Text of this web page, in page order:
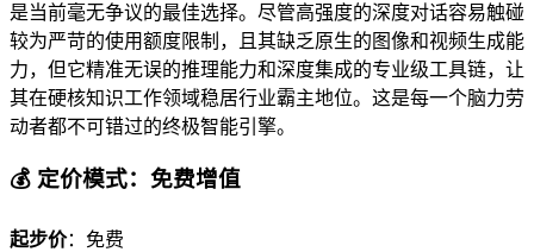
是当前毫无争议的最佳选择。尽管高强度的深度对话容易触碰
较为严苛的使用额度限制，且其缺乏原生的图像和视频生成能
力，但它精准无误的推理能力和深度集成的专业级工具链，让
其在硬核知识工作领域稳居行业霸主地位。这是每一个脑力劳
动者都不可错过的终极智能引擎。
💰 定价模式：免费增值
起步价：免费